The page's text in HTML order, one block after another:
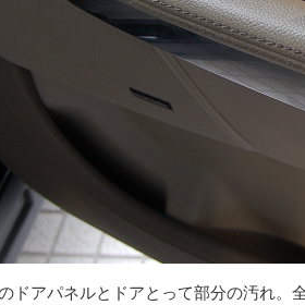
ドアパネルとドアとって部分の汚れ。